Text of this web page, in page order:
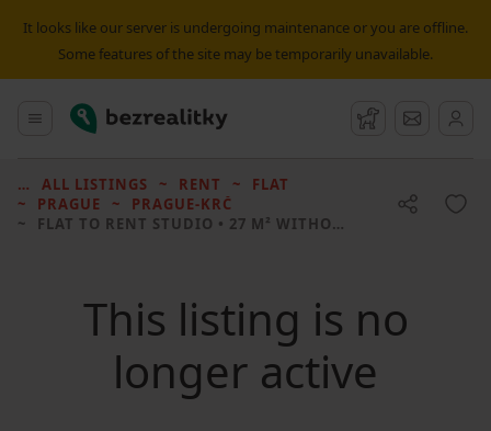
It looks like our server is undergoing maintenance or you are offline.
Some features of the site may be temporarily unavailable.
Main menu
Bezrealitky Watchdog
ALL LISTINGS RENT
FLAT
PRAGUE
PRAGUE-KRČ
FLAT TO RENT STUDIO • 27 M² WITHOUT REAL ESTATE
This listing is no
longer active